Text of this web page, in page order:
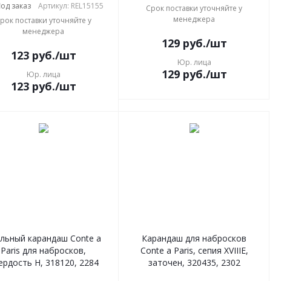
заказ
Артикул: REL15155
поставки уточняйте у
менеджера
123руб./шт
Юр. лица
123руб./шт
Срок поставки уточняйте у
менеджера
129руб./шт
Юр. лица
129руб./шт
карандаш Conte a
Paris для набросков,
H, 318120, 2284
Карандаш для набросков
Conte a Paris, сепия XVIIIE,
заточен, 320435, 2302